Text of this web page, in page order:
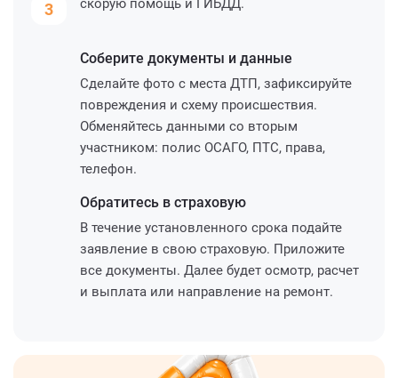
3
скорую помощь и ГИБДД.
Соберите документы и данные
Сделайте фото с места ДТП, зафиксируйте
повреждения и схему происшествия.
Обменяйтесь данными со вторым
участником: полис ОСАГО, ПТС, права,
телефон.
Обратитесь в страховую
В течение установленного срока подайте
заявление в свою страховую. Приложите
все документы. Далее будет осмотр, расчет
и выплата или направление на ремонт.